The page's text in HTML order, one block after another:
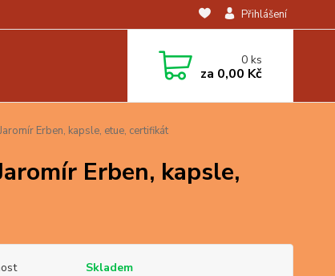
Přihlášení
0ks
za 0,00 Kč
Erben, kapsle, etue, certifikát
Erben, kapsle,
Skladem